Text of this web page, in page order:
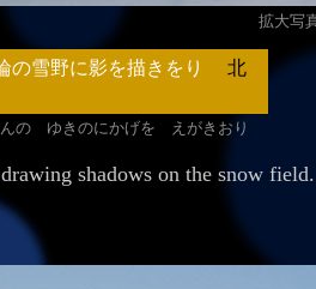
拡大写
の雪野に影を描きをり
北
んの ゆきのにかげを えがきおり
shadows on the snow field.